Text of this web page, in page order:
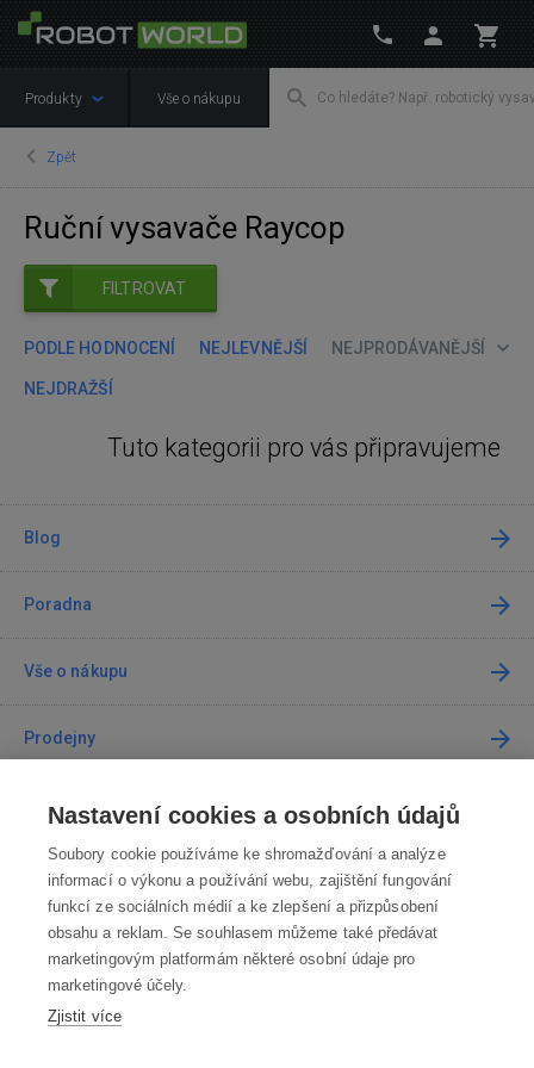
Produkty Vše o nákupu
Zpět
Ruční vysavače Raycop
FILTROVAT
PODLE HODNOCENÍ NEJLEVNĚJŠÍ NEJPRODÁVANĚJŠÍ
NEJDRAŽŠÍ
Tuto kategorii pro vás připravujeme
Blog
Poradna
Vše o nákupu
Prodejny
Kontakt
Kontaktujte nás
info@robotworld.cz
220 770 770 Po-Pá 8:00—16:00
VŠECHNY KONTAKTY
Nastavení cookies a osobních údajů
Soubory cookie používáme ke shromažďování a analýze
informací o výkonu a používání webu, zajištění fungování
funkcí ze sociálních médií a ke zlepšení a přizpůsobení
obsahu a reklam. Se souhlasem můžeme také předávat
marketingovým platformám některé osobní údaje pro
marketingové účely.
Zjistit více